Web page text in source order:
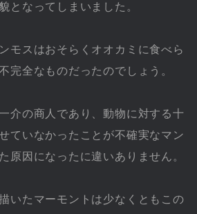
となってしまいました。
モスはおそらくオオカミに食べら
完全なものだったのでしょう。
介の商人であり、動物に対する十
ていなかったことが不確実なマン
原因になったに違いありません。
いたマーモントは少なくともこの